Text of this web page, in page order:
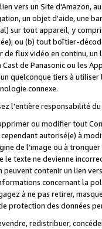
vers un Site d'Amazon,
un objet d'aide, une
sur tout appareil, y
ou (b) tout boîtier-
flux vidéo en continu,
Cast de Panasonic ou les
quelconque tiers à
connexe.
l'entière responsabilité
ou modifier tout
autorisé(e) à
de l’image ou à
le texte ne devienne
contenir un lien
concernant la
à ne pas retirer,
protection des données
redistribuer,